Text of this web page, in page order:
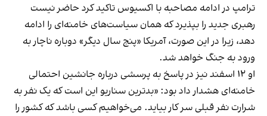
ترامپ در ادامه مصاحبه با اکسیوس تاکید کرد حاضر نیست
رهبری جدید را بپذیرد که همان سیاست‌های خامنه‌ای را ادامه
دهد، زیرا در این صورت، آمریکا «پنج سال دیگر» دوباره ناچار به
ورود به جنگ خواهد شد.
او ۱۲ اسفند نیز در پاسخ به پرسشی درباره جانشین احتمالی
خامنه‌ای هشدار داد بود: «بدترین سناریو این است که یک نفر به
شرارت نفر قبلی سر کار بیاید. می‌خواهیم کسی باشد که کشور را